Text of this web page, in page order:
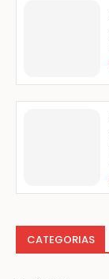
CATEGORIAS